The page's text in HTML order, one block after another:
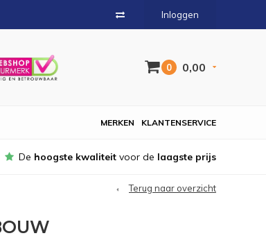
Inloggen
0 0,00
KLANTENSERVICE
MERKEN
De hoogste kwaliteit voor de laagste prijs
Terug naar overzicht